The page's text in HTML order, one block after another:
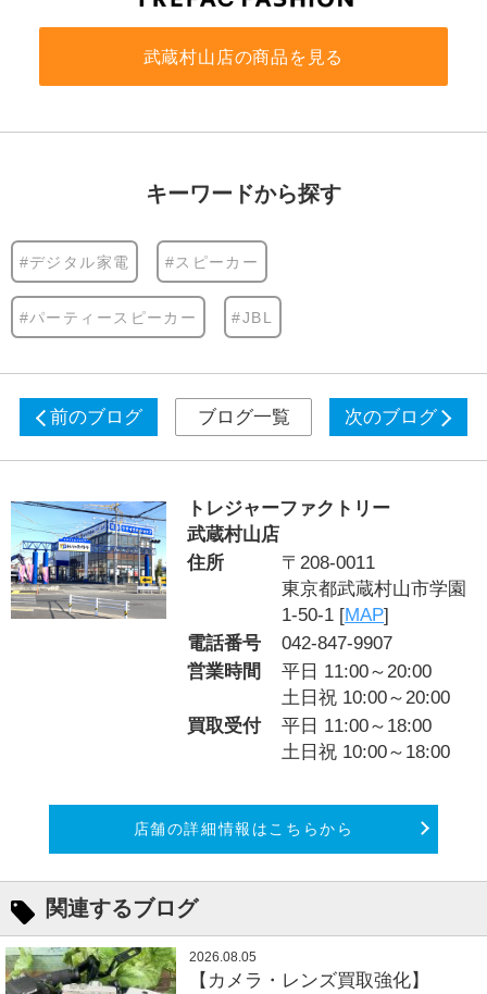
武蔵村山店の商品を見る
キーワードから探す
#デジタル家電 #スピーカー
#パーティースピーカー #JBL
前のブログ ブログ一覧 次のブログ
トレジャーファクトリー
武蔵村山店
住所
〒208-0011
東京都武蔵村山市学園
1-50-1 [MAP]
電話番号
042-847-9907
営業時間
平日 11:00～20:00
土日祝 10:00～20:00
買取受付
平日 11:00～18:00
土日祝 10:00～18:00
店舗の詳細情報はこちらから
関連するブログ
2026.08.05
【カメラ・レンズ買取強化】